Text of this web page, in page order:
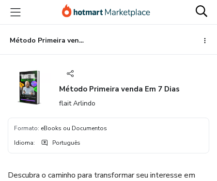
para
conteúdo
principal
para
pagamento
para
rodapé
Método Primeira venda Em 7 Dias
Método Primeira venda Em 7 Dias
flait Arlindo
Formato: eBooks ou Documentos
Idioma: Português
Descubra o caminho para transformar seu interesse em